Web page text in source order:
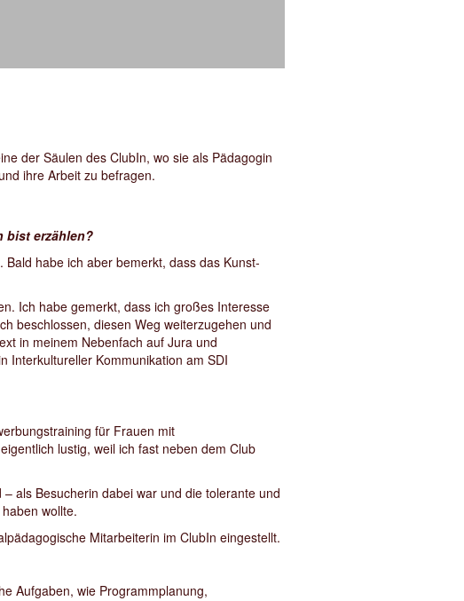
der Säulen des ClubIn, wo sie als Pädagogin
ihre Arbeit zu befragen.
bist erzählen?
habe ich aber bemerkt, dass das Kunst-
Ich habe gemerkt, dass ich großes Interesse
beschlossen, diesen Weg weiterzugehen und
in meinem Nebenfach auf Jura und
Interkultureller Kommunikation am SDI
für Frauen mit
lustig, weil ich fast neben dem Club
als Besucherin dabei war und die tolerante und
wollte.
Mitarbeiterin im ClubIn eingestellt.
Aufgaben, wie Programmplanung,